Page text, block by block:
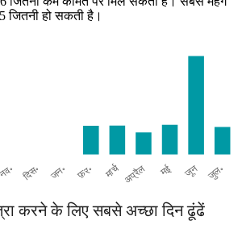
जितनी हो सकती है।
करने के लिए सबसे अच्छा दिन ढूंढें